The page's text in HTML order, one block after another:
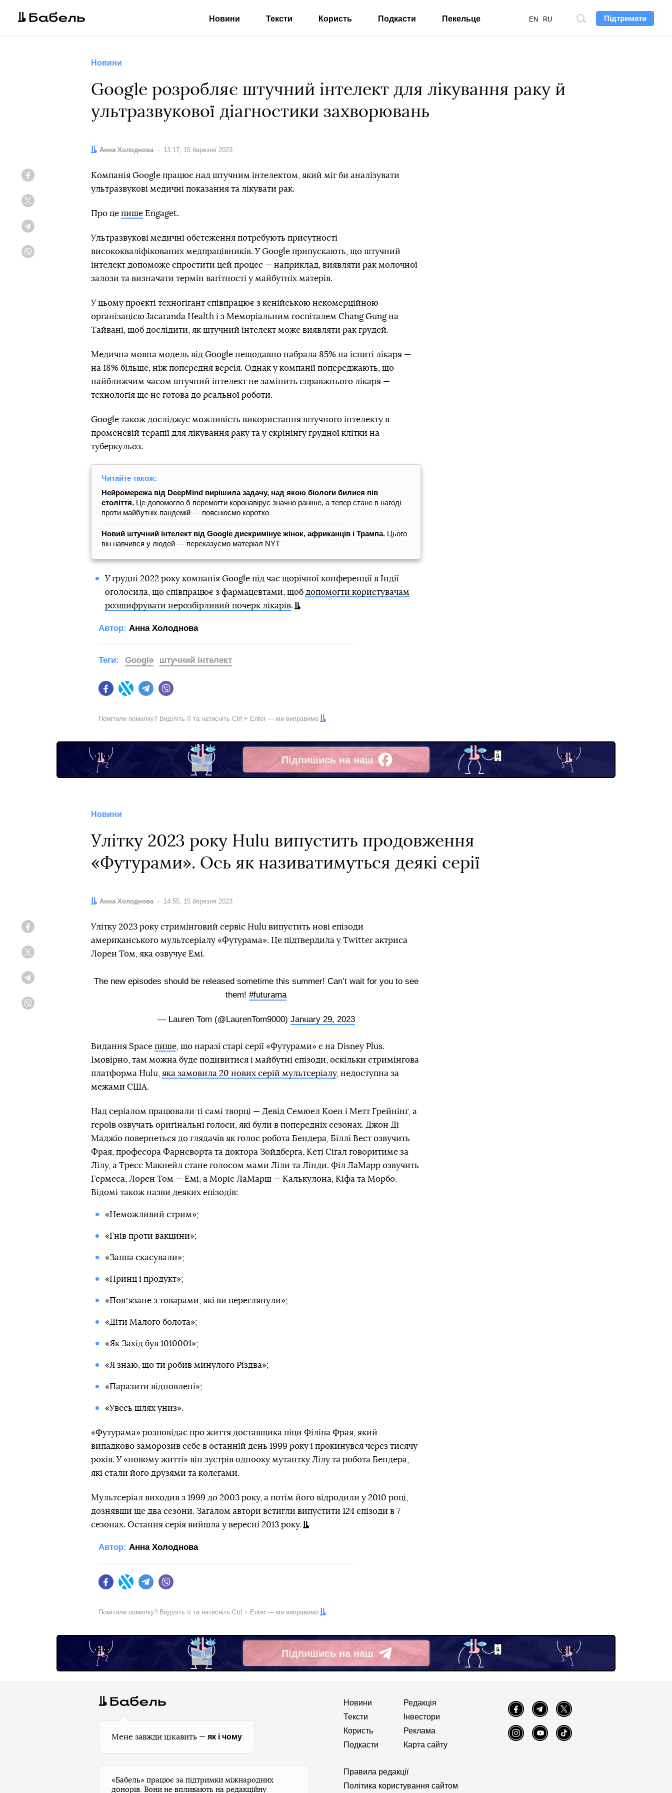
Підтримати
Пошук
EN RU
Новини Тексти Користь Подкасти Пекельце
Новини
Google розробляє штучний інтелект для лікування раку й
ультразвукової діагностики захворювань
Автор:
Анна Холоднова Дата:
13:17, 15 березня 2023
Компанія Google працює над штучним інтелектом, який міг би аналізувати
ультразвукові медичні показання та лікувати рак.
Про це пише Engaget.
Ультразвукові медичні обстеження потребують присутності
висококваліфікованих медпрацівників. У Google припускають, що штучний
інтелект допоможе спростити цей процес — наприклад, виявляти рак молочної
залози та визначати термін вагітності у майбутніх матерів.
У цьому проєкті техногігант співпрацює з кенійською некомерційною
організацією Jacaranda Health і з Меморіальним госпіталем Chang Gung на
Тайвані, щоб дослідити, як штучний інтелект може виявляти рак грудей.
Медична мовна модель від Google нещодавно набрала 85% на іспиті лікаря —
на 18% більше, ніж попередня версія. Однак у компанії попереджають, що
найближчим часом штучний інтелект не замінить справжнього лікаря —
технологія ще не готова до реальної роботи.
Google також досліджує можливість використання штучного інтелекту в
променевій терапії для лікування раку та у скрінінгу грудної клітки на
туберкульоз.
Читайте також:
Нейромережа від DeepMind вирішила задачу, над якою біологи билися пів
століття. Це допомогло б перемогти коронавірус значно раніше, а тепер стане в нагоді
проти майбутніх пандемій — пояснюємо коротко
Новий штучний інтелект від Google дискримінує жінок, африканців і Трампа. Цього
він навчився у людей — переказуємо матеріал NYT
У грудні 2022 року компанія Google під час щорічної конференції в Індії
оголосила, що співпрацює з фармацевтами, щоб допомогти користувачам
розшифрувати нерозбірливий почерк лікарів.
Автор: Анна Холоднова
FacebookTwitter Telegram
Теги: Google штучний інтелект
Помітили помилку? Виділіть її та натисніть Ctrl + Enter — ми виправимо
Підпишись на наш
Facebook
Новини
Улітку 2023 року Hulu випустить продовження
«Футурами». Ось як називатимуться деякі серії
Автор:
Анна Холоднова Дата:
14:55, 15 березня 2023
Улітку 2023 року стримінговий сервіс Hulu випустить нові епізоди
американського мультсеріалу «Футурама». Це підтвердила у Twitter актриса
Лорен Том, яка озвучує Емі.
The new episodes should be released sometime this summer! Can’t wait for you to see
them! #futurama
— Lauren Tom (@LaurenTom9000) January 29, 2023
Видання Space пише , що наразі старі серії «Футурами» є на Disney Plus.
Імовірно, там можна буде подивитися і майбутні епізоди, оскільки стримінгова
платформа Hulu, яка замовила 20 нових серій мультсеріалу, недоступна за
межами США.
Над серіалом працювали ті самі творці — Девід Семюел Коен і Метт Ґрейнінґ, а
героїв озвучать оригінальні голоси, які були в попередніх сезонах. Джон Ді
Маджіо повернеться до глядачів як голос робота Бендера, Біллі Вест озвучить
Фрая, професора Фарнсворта та доктора Зойдберга. Кеті Сігал говоритиме за
Лілу, а Тресс Макнейл стане голосом мами Ліли та Лінди. Філ ЛаМарр озвучить
Гермеса, Лорен Том — Емі, а Моріс ЛаМарш — Калькулона, Кіфа та Морбо.
Відомі також назви деяких епізодів:
«Неможливий стрим»;
«Гнів проти вакцини»;
«Заппа скасували»;
«Принц і продукт»;
«Повʼязане з товарами, які ви переглянули»;
«Діти Малого болота»;
«Як Захід був 1010001»;
«Я знаю, що ти робив минулого Різдва»;
«Паразити відновлені»;
«Увесь шлях униз».
«Футурама» розповідає про життя доставщика піци Філіпа Фрая, який
випадково заморозив себе в останній день 1999 року і прокинувся через тисячу
років. У «новому житті» він зустрів однооку мутантку Лілу та робота Бендера,
які стали його друзями та колегами.
Мультсеріал виходив з 1999 до 2003 року, а потім його відродили у 2010 році,
дознявши ще два сезони. Загалом автори встигли випустити 124 епізоди в 7
сезонах. Остання серія вийшла у вересні 2013 року.
Автор: Анна Холоднова
FacebookTwitter Telegram
Помітили помилку? Виділіть її та натисніть Ctrl + Enter — ми виправимо
Підпишись на наш
Telegram
Мене завжди цікавить — як і чому
Новини
Тексти
Користь
Подкасти
Редакція
Інвестори
Реклама
Карта сайту
FacebookTelegram Twitter
InstagramYouTube TikTok
Правила редакції
Політика користування сайтом
«Бабель» працює за підтримки міжнародних
донорів. Вони не впливають на редакційну